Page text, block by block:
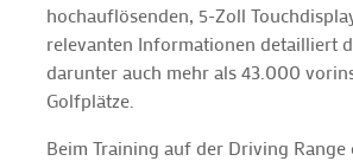
hochauflösenden, 5-Zoll
relevanten Informationen detailliert
darunter auch mehr als 43.000
Golfplätze.
Beim Training auf der Driving